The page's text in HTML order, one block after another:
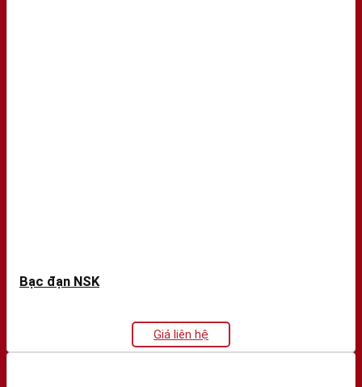
Bạc đạn NSK
Giá liên hệ